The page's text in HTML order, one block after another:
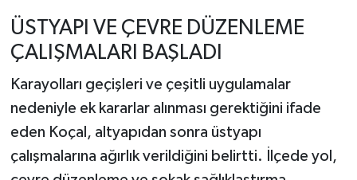
ÜSTYAPI VE ÇEVRE DÜZENLEME
ÇALIŞMALARI BAŞLADI
Karayolları geçişleri ve çeşitli uygulamalar
nedeniyle ek kararlar alınması gerektiğini ifade
eden Koçal, altyapıdan sonra üstyapı
çalışmalarına ağırlık verildiğini belirtti. İlçede yol,